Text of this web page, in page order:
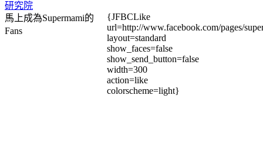
研究院
馬上成為Supermami的
Fans
{JFBCLike
url=http://www.facebook.com/pages/
layout=standard
show_faces=false
show_send_button=false
width=300
action=like
colorscheme=light}